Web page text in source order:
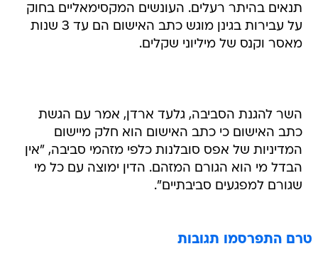
תנאים בהיתר רעלים. העונשים המקסימאליים בחוק
על עבירות בגינן מוגש כתב האישום הם עד 3 שנות
מאסר וקנס של מיליוני שקלים.
השר להגנת הסביבה, גלעד ארדן, אמר עם הגשת
כתב האישום כי כתב האישום הוא חלק מיישום
המדיניות של אפס סובלנות כלפי מזהמי סביבה, "אין
הבדל מי הוא הגורם המזהם. הדין ימוצה עם כל מי
שגורם למפגעים סביבתיים".
טרם התפרסמו תגובות